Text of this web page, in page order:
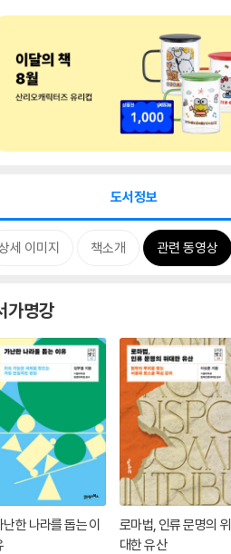
도서정보
세 이미지 책소개 관련 동영상
가명강
난한 나라를 돕는 이
로마법, 인류 문명의 위
대한 유산